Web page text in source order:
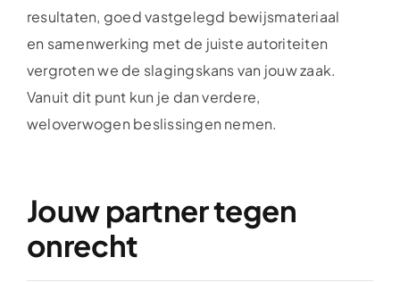
resultaten, goed vastgelegd bewijsmateriaal
en samenwerking met de juiste autoriteiten
vergroten we de slagingskans van jouw zaak.
Vanuit dit punt kun je dan verdere,
weloverwogen beslissingen nemen.
Jouw partner tegen
onrecht